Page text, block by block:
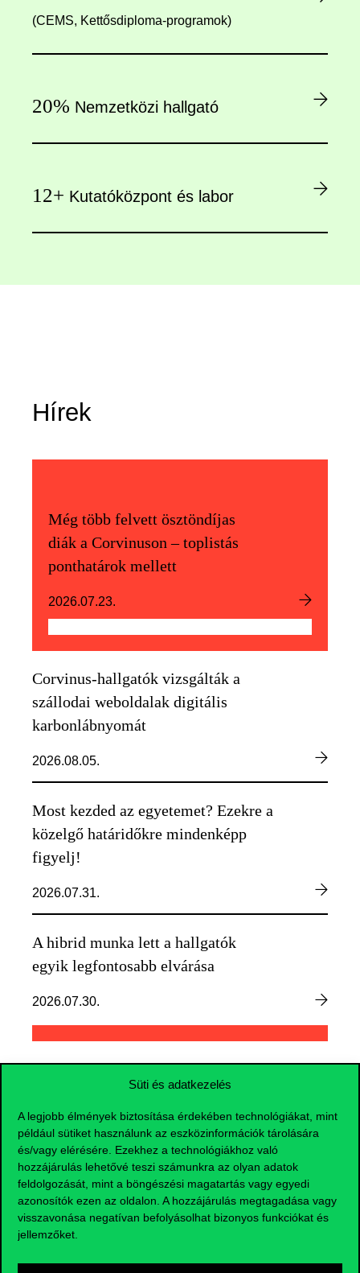
Süti és adatkezelés
A legjobb élmények biztosítása érdekében technológiákat, mint
például sütiket használunk az eszközinformációk tárolására
és/vagy elérésére. Ezekhez a technológiákhoz való
hozzájárulás lehetővé teszi számunkra az olyan adatok
feldolgozását, mint a böngészési magatartás vagy egyedi
azonosítók ezen az oldalon. A hozzájárulás megtagadása vagy
visszavonása negatívan befolyásolhat bizonyos funkciókat és
jellemzőket.
(CEMS, Kettősdiploma-programok)
20% Nemzetközi hallgató
12+ Kutatóközpont és labor
Hírek
Még több felvett ösztöndíjas
diák a Corvinuson – toplistás
ponthatárok mellett
2026.07.23.
Corvinus-hallgatók vizsgálták a
szállodai weboldalak digitális
karbonlábnyomát
2026.08.05.
Most kezded az egyetemet? Ezekre a
közelgő határidőkre mindenképp
figyelj!
2026.07.31.
A hibrid munka lett a hallgatók
egyik legfontosabb elvárása
2026.07.30.
Események